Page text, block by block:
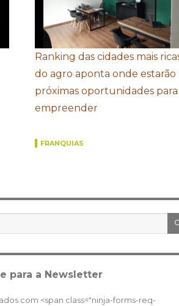
Ranking das cidades mais
do agro aponta onde estarão
próximas oportunidades para
empreender
FRANQUIAS
para a Newsletter
com <span class="ninja-forms-req-